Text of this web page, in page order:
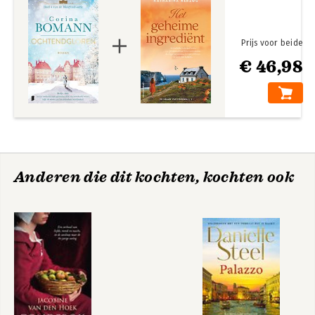
€ 46,98
Prijs voor beide
Anderen die dit kochten, kochten ook